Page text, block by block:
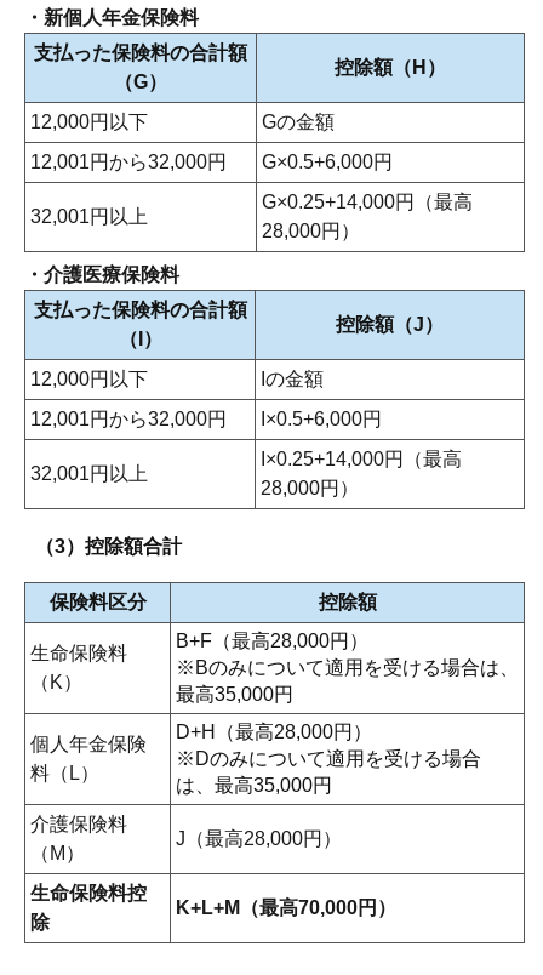
・新個人年金保険料
支払った保険料の合計額
（G）
控除額（H）
12,000円以下
Gの金額
12,001円から32,000円
G×0.5+6,000円
32,001円以上
G×0.25+14,000円（最高
28,000円）
・介護医療保険料
支払った保険料の合計額
（I）
控除額（J）
12,000円以下
Iの金額
12,001円から32,000円
I×0.5+6,000円
32,001円以上
I×0.25+14,000円（最高
28,000円）
（3）控除額合計
保険料区分 控除額
生命保険料
（K）
B+F（最高28,000円）
※Bのみについて適用を受ける場合は、
最高35,000円
個人年金保険
料（L）
D+H（最高28,000円）
※Dのみについて適用を受ける場合
は、最高35,000円
介護保険料
（M）
J（最高28,000円）
生命保険料控
除
K+L+M（最高70,000円）